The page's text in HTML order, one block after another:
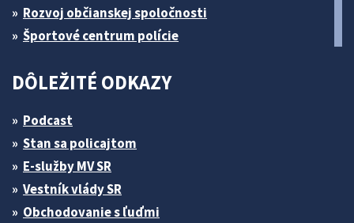
Rozvoj občianskej spoločnosti
Športové centrum polície
DÔLEŽITÉ ODKAZY
Podcast
Stan sa policajtom
E-služby MV SR
Vestník vlády SR
Obchodovanie s ľuďmi